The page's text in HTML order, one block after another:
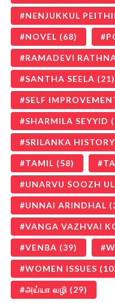
NENJUKKUL
NOVEL (68)
RAMADEVI
SANTHA SEELA (21)
SELF
SHARMILA SEYYID
SRILANKA HISTORY
TAMIL (58)
UNARVU SOOZH
UNNAI ARINDHAL
VANGA VAZHVAI
VENBA (39)
WOMEN ISSUES
அய்யா வழி (29)